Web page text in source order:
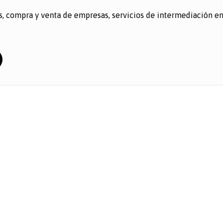
compra y venta de empresas, servicios de intermediación